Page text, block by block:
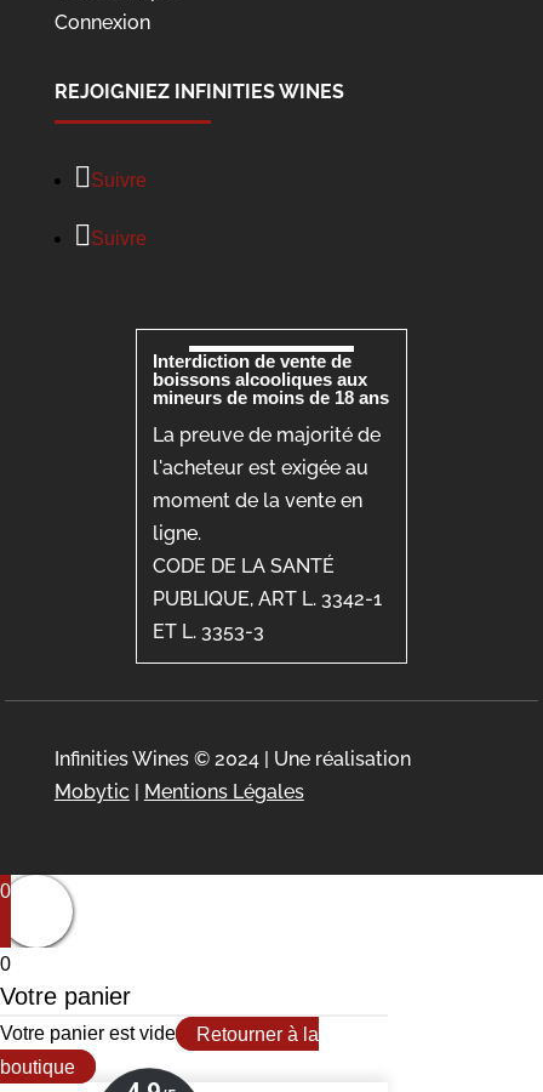
Connexion
REJOIGNIEZ INFINITIES WINES
Suivre
Suivre
Interdiction de vente de
boissons alcooliques aux
mineurs de moins de 18 ans
La preuve de majorité de
l'acheteur est exigée au
moment de la vente en
ligne.
CODE DE LA SANTÉ
PUBLIQUE, ART L. 3342-1
ET L. 3353-3
Infinities Wines © 2024 | Une réalisation
Mobytic
Mentions Légales
0
0
Votre panier
Votre panier est vide
Retourner à la
boutique